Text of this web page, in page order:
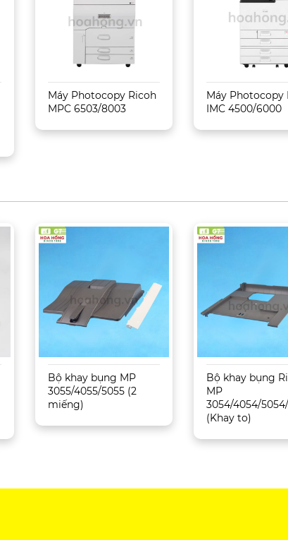
Máy Photocopy Ricoh
MPC 6503/8003
Máy Photocopy
IMC 4500/6000
Bộ khay bụng MP
3055/4055/5055 (2
miếng)
Bộ khay bụng
MP
3054/4054/
(Khay to)